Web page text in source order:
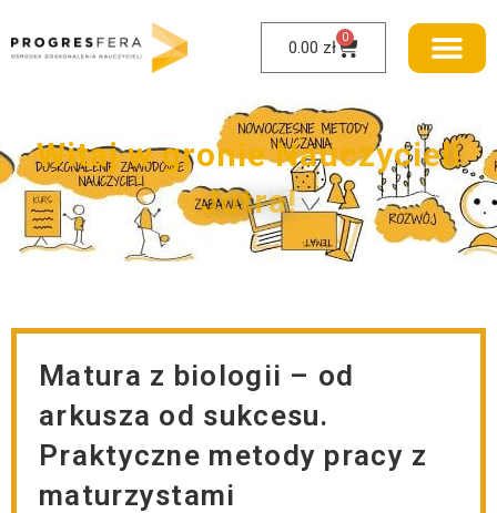
0.00 zł 0
Witaj w gronie Nauczycieli
Jutra!
Matura z biologii – od
arkusza od sukcesu.
Praktyczne metody pracy z
maturzystami